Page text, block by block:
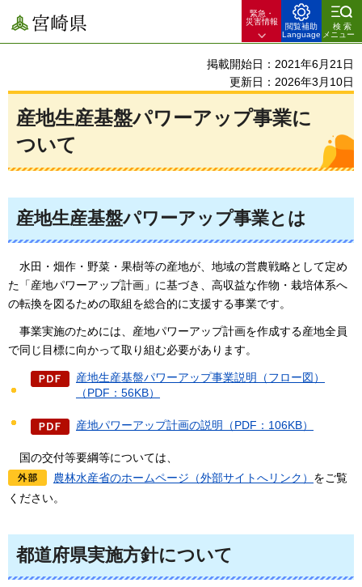
宮崎県
緊急・
災害情報
閲覧補助
Language
検索
メニュー
掲載開始日：2021年6月21日
更新日：2026年3月10日
産地生産基盤パワーアップ事業に
ついて
産地生産基盤パワーアップ事業とは
水田・ 畑作・野菜・果樹等の産地が、地域の営農戦略として定め
た「産地パワーアップ計画」に基づき、高収益な作物・栽培体系へ
の転換を図るための取組を総合的に支援する事業です。
事業実施のためには、産地パワーアップ計画を作成する産地全員
で同じ目標に向かって取り組む必要があります。
産地生産基盤パワーアップ事業説明（フロー図）
（PDF：56KB）
産地パワーアップ計画の説明（PDF：106KB）
国の交付等要綱等については、
農林水産省のホームページ（外部サイトへリンク） をご覧
ください。
都道府県実施方針について